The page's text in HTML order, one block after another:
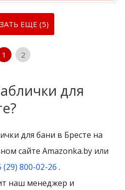
ЕЩЕ (5)
1 2
для
для бани в Бресте на
сайте Amazonka.by или
(29) 800-02-26 .
наш менеджер и